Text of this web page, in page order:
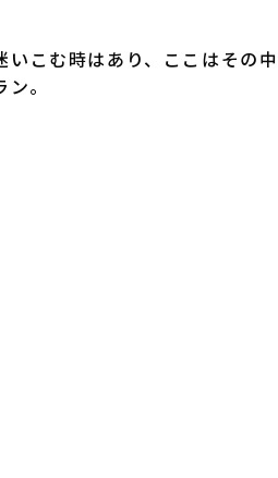
こむ時はあり、ここはその中
。